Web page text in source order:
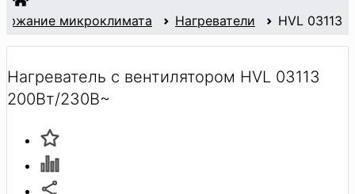
микроклимата Нагреватели HVL 03113
Нагреватель с вентилятором HVL 03113
200Вт/230В~